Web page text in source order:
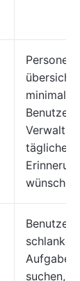
täglichen
wünschen
Benutzer,
schlanken
suchen,